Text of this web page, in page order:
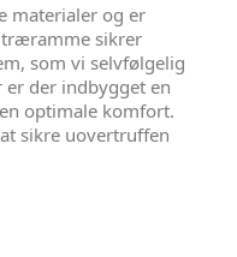
materialer og er
træramme sikrer
som vi selvfølgelig
er der indbygget en
optimale komfort.
sikre uovertruffen